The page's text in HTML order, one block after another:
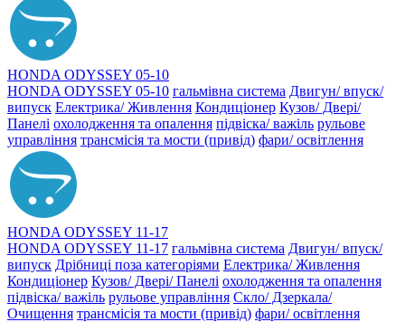
HONDA ODYSSEY 05-10
HONDA ODYSSEY 05-10 гальмівна система Двигун/ впуск/
випуск Електрика/ Живлення Кондиціонер Кузов/ Двері/
Панелі охолодження та опалення підвіска/ важіль рульове
управління трансмісія та мости (привід) фари/ освітлення
HONDA ODYSSEY 11-17
HONDA ODYSSEY 11-17 гальмівна система Двигун/ впуск/
випуск Дрібниці поза категоріями Електрика/ Живлення
Кондиціонер Кузов/ Двері/ Панелі охолодження та опалення
підвіска/ важіль рульове управління Скло/ Дзеркала/
Очищення трансмісія та мости (привід) фари/ освітлення